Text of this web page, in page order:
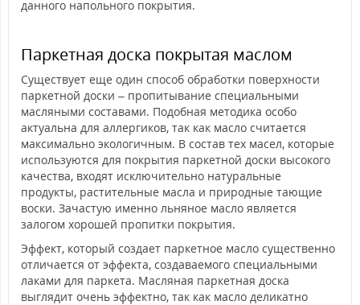
данного напольного покрытия.
Паркетная доска покрытая маслом
Существует еще один способ обработки поверхности
паркетной доски – пропитывание специальными
масляными составами. Подобная методика особо
актуальна для аллергиков, так как масло считается
максимально экологичным. В состав тех масел, которые
используются для покрытия паркетной доски высокого
качества, входят исключительно натуральные
продукты, растительные масла и природные тающие
воски. Зачастую именно льняное масло является
залогом хорошей пропитки покрытия.
Эффект, который создает паркетное масло существенно
отличается от эффекта, создаваемого специальными
лаками для паркета. Масляная паркетная доска
выглядит очень эффектно, так как масло деликатно